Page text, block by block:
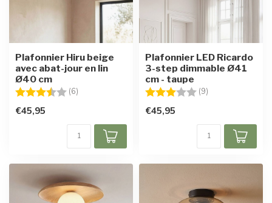
Plafonnier Hiru beige
avec abat-jour en lin
Ø40 cm
Note:
(6)
€45,95
Plafonnier LED Ricardo
3-step dimmable Ø41
cm - taupe
Note:
(9)
€45,95